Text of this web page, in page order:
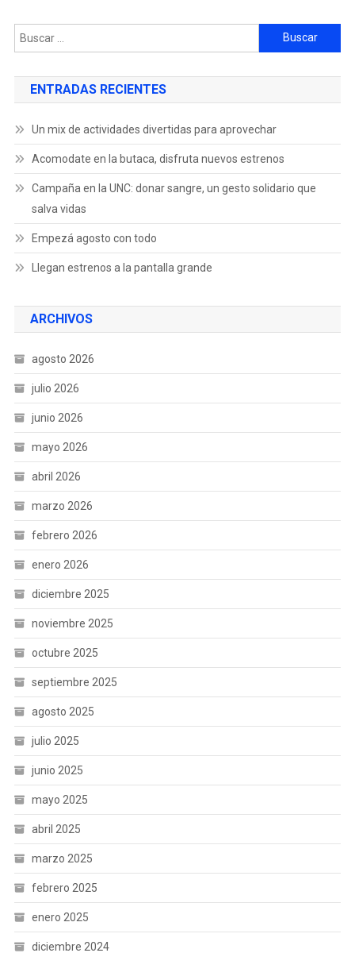
ENTRADAS RECIENTES
Un mix de actividades divertidas para aprovechar
Acomodate en la butaca, disfruta nuevos estrenos
Campaña en la UNC: donar sangre, un gesto solidario que
salva vidas
Empezá agosto con todo
Llegan estrenos a la pantalla grande
ARCHIVOS
agosto 2026
julio 2026
junio 2026
mayo 2026
abril 2026
marzo 2026
febrero 2026
enero 2026
diciembre 2025
noviembre 2025
octubre 2025
septiembre 2025
agosto 2025
julio 2025
junio 2025
mayo 2025
abril 2025
marzo 2025
febrero 2025
enero 2025
diciembre 2024